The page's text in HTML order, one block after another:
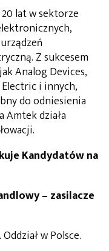
lat w sektorze
Z sukcesem
Analog Devices,
i innych,
do odniesienia
Amtek działa
Kandydatów na
– zasilacze
w Polsce.